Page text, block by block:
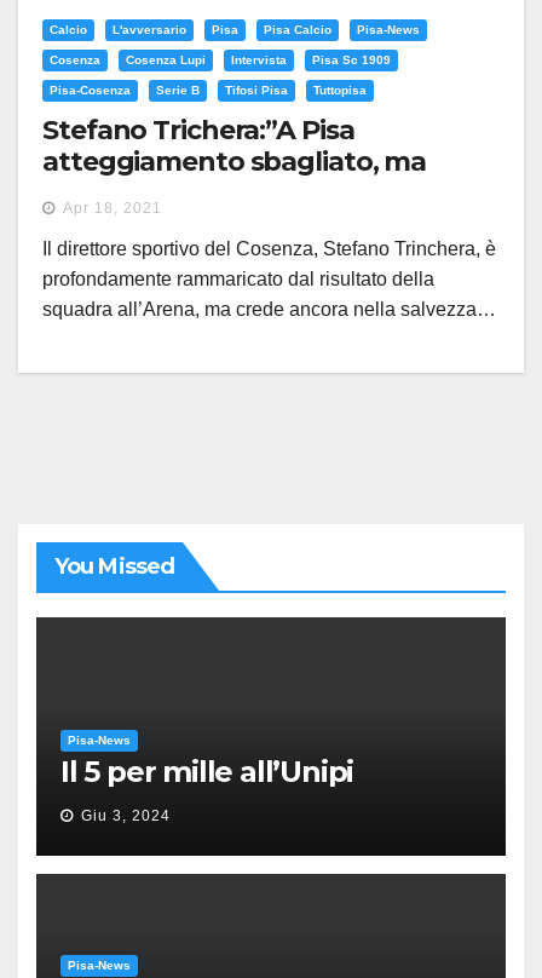
Calcio L'avversario Pisa Pisa Calcio Pisa-News
Cosenza Cosenza Lupi Intervista Pisa Sc 1909
Pisa-Cosenza Serie B Tifosi Pisa Tuttopisa
Stefano Trichera:”A Pisa
atteggiamento sbagliato, ma
credo ancora nella salvezza”
Apr 18, 2021
Il direttore sportivo del Cosenza, Stefano Trinchera, è
profondamente rammaricato dal risultato della
squadra all’Arena, ma crede ancora nella salvezza…
You Missed
Pisa-News
Il 5 per mille all’Unipi
Giu 3, 2024
Pisa-News